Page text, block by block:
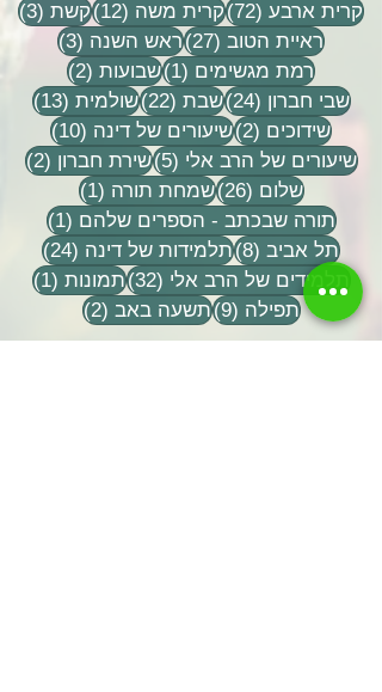
קרית ארבע (72) 72 פוסטים
קרית משה (12) 12 פוסטים
קשת (3)
3 פוסטים
ראיית הטוב (27) 27 פוסטים
ראש השנה (3)
3 פוסטים
רמת מגשימים (1) פוסט 1
שבועות (2)
2 פוסטים
שבי חברון (24) 24 פוסטים
שבת (22) 22 פוסטים
שולמית (13)
13 פוסטים
שידוכים (2) 2 פוסטיםשיעורים של דינה (10)
10 פוסטים
שיעורים של הרב אלי (5) 5 פוסטיםשירת חברון (2)
2 פוסטים
שלום (26) 26 פוסטים
שמחת תורה (1)
פוסט 1
תורה שבכתב - הספרים שלהם (1)
פוסט 1
תל אביב (8) 8 פוסטיםתלמידות של דינה (24)
24 פוסטים
תלמידים של הרב אלי (32) 32 פוסטים
תמונות (1)
תפילה (9) 9 פוסטיםתשעה באב (2) 2 פוסטים